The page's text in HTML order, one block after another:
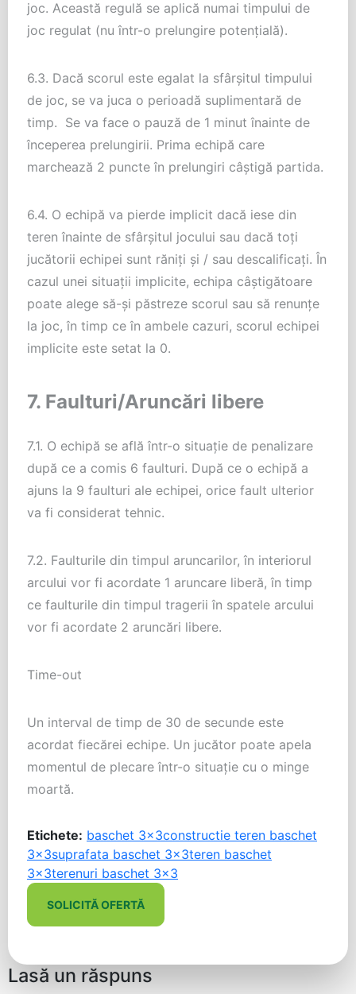
joc. Această regulă se aplică numai timpului de
joc regulat (nu într-o prelungire potențială).
6.3. Dacă scorul este egalat la sfârșitul timpului
de joc, se va juca o perioadă suplimentară de
timp. Se va face o pauză de 1 minut înainte de
începerea prelungirii. Prima echipă care
marchează 2 puncte în prelungiri câștigă partida.
6.4. O echipă va pierde implicit dacă iese din
teren înainte de sfârșitul jocului sau dacă toți
jucătorii echipei sunt răniți și / sau descalificați. În
cazul unei situații implicite, echipa câștigătoare
poate alege să-și păstreze scorul sau să renunțe
la joc, în timp ce în ambele cazuri, scorul echipei
implicite este setat la 0.
7. Faulturi/Aruncări libere
7.1. O echipă se află într-o situație de penalizare
după ce a comis 6 faulturi. După ce o echipă a
ajuns la 9 faulturi ale echipei, orice fault ulterior
va fi considerat tehnic.
7.2. Faulturile din timpul aruncarilor, în interiorul
arcului vor fi acordate 1 aruncare liberă, în timp
ce faulturile din timpul tragerii în spatele arcului
vor fi acordate 2 aruncări libere.
Time-out
Un interval de timp de 30 de secunde este
acordat fiecărei echipe. Un jucător poate apela
momentul de plecare într-o situație cu o minge
moartă.
Etichete: baschet 3x3constructie teren baschet
3x3suprafata baschet 3x3teren baschet
3x3terenuri baschet 3x3
SOLICITĂ OFERTĂ
Lasă un răspuns